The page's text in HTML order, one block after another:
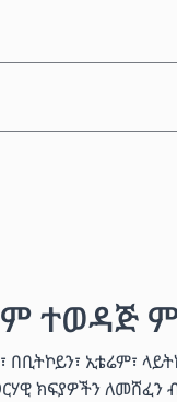
ተወዳጅ
ኢቴሬም፣
ክፍያዎችን